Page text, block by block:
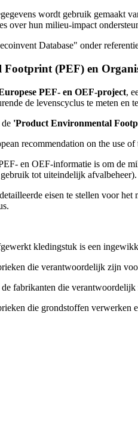
wordt gebruik gemaakt
over hun milieu-impact
Database" onder
(PEF) en
PEF- en OEF-project,
de levenscyclus te meten en
'Product Environmental
recommendation on the use
en OEF-informatie is om de
tot uiteindelijk afvalbeheer).
eisen te stellen voor het
kledingstuk is een
die verantwoordelijk zijn
fabrikanten die
die grondstoffen verwerken